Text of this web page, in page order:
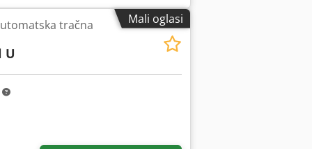
trake pile: 3660 x 27 x 0,9 mm
pile - Gornja granica hoda
za stezanje materijala - Četka za
- Ukupna snaga pogona: 400 V / 1,9
Š 5200 x V 1600 x D 2000 mm -
Mali oglasi
tračna
U